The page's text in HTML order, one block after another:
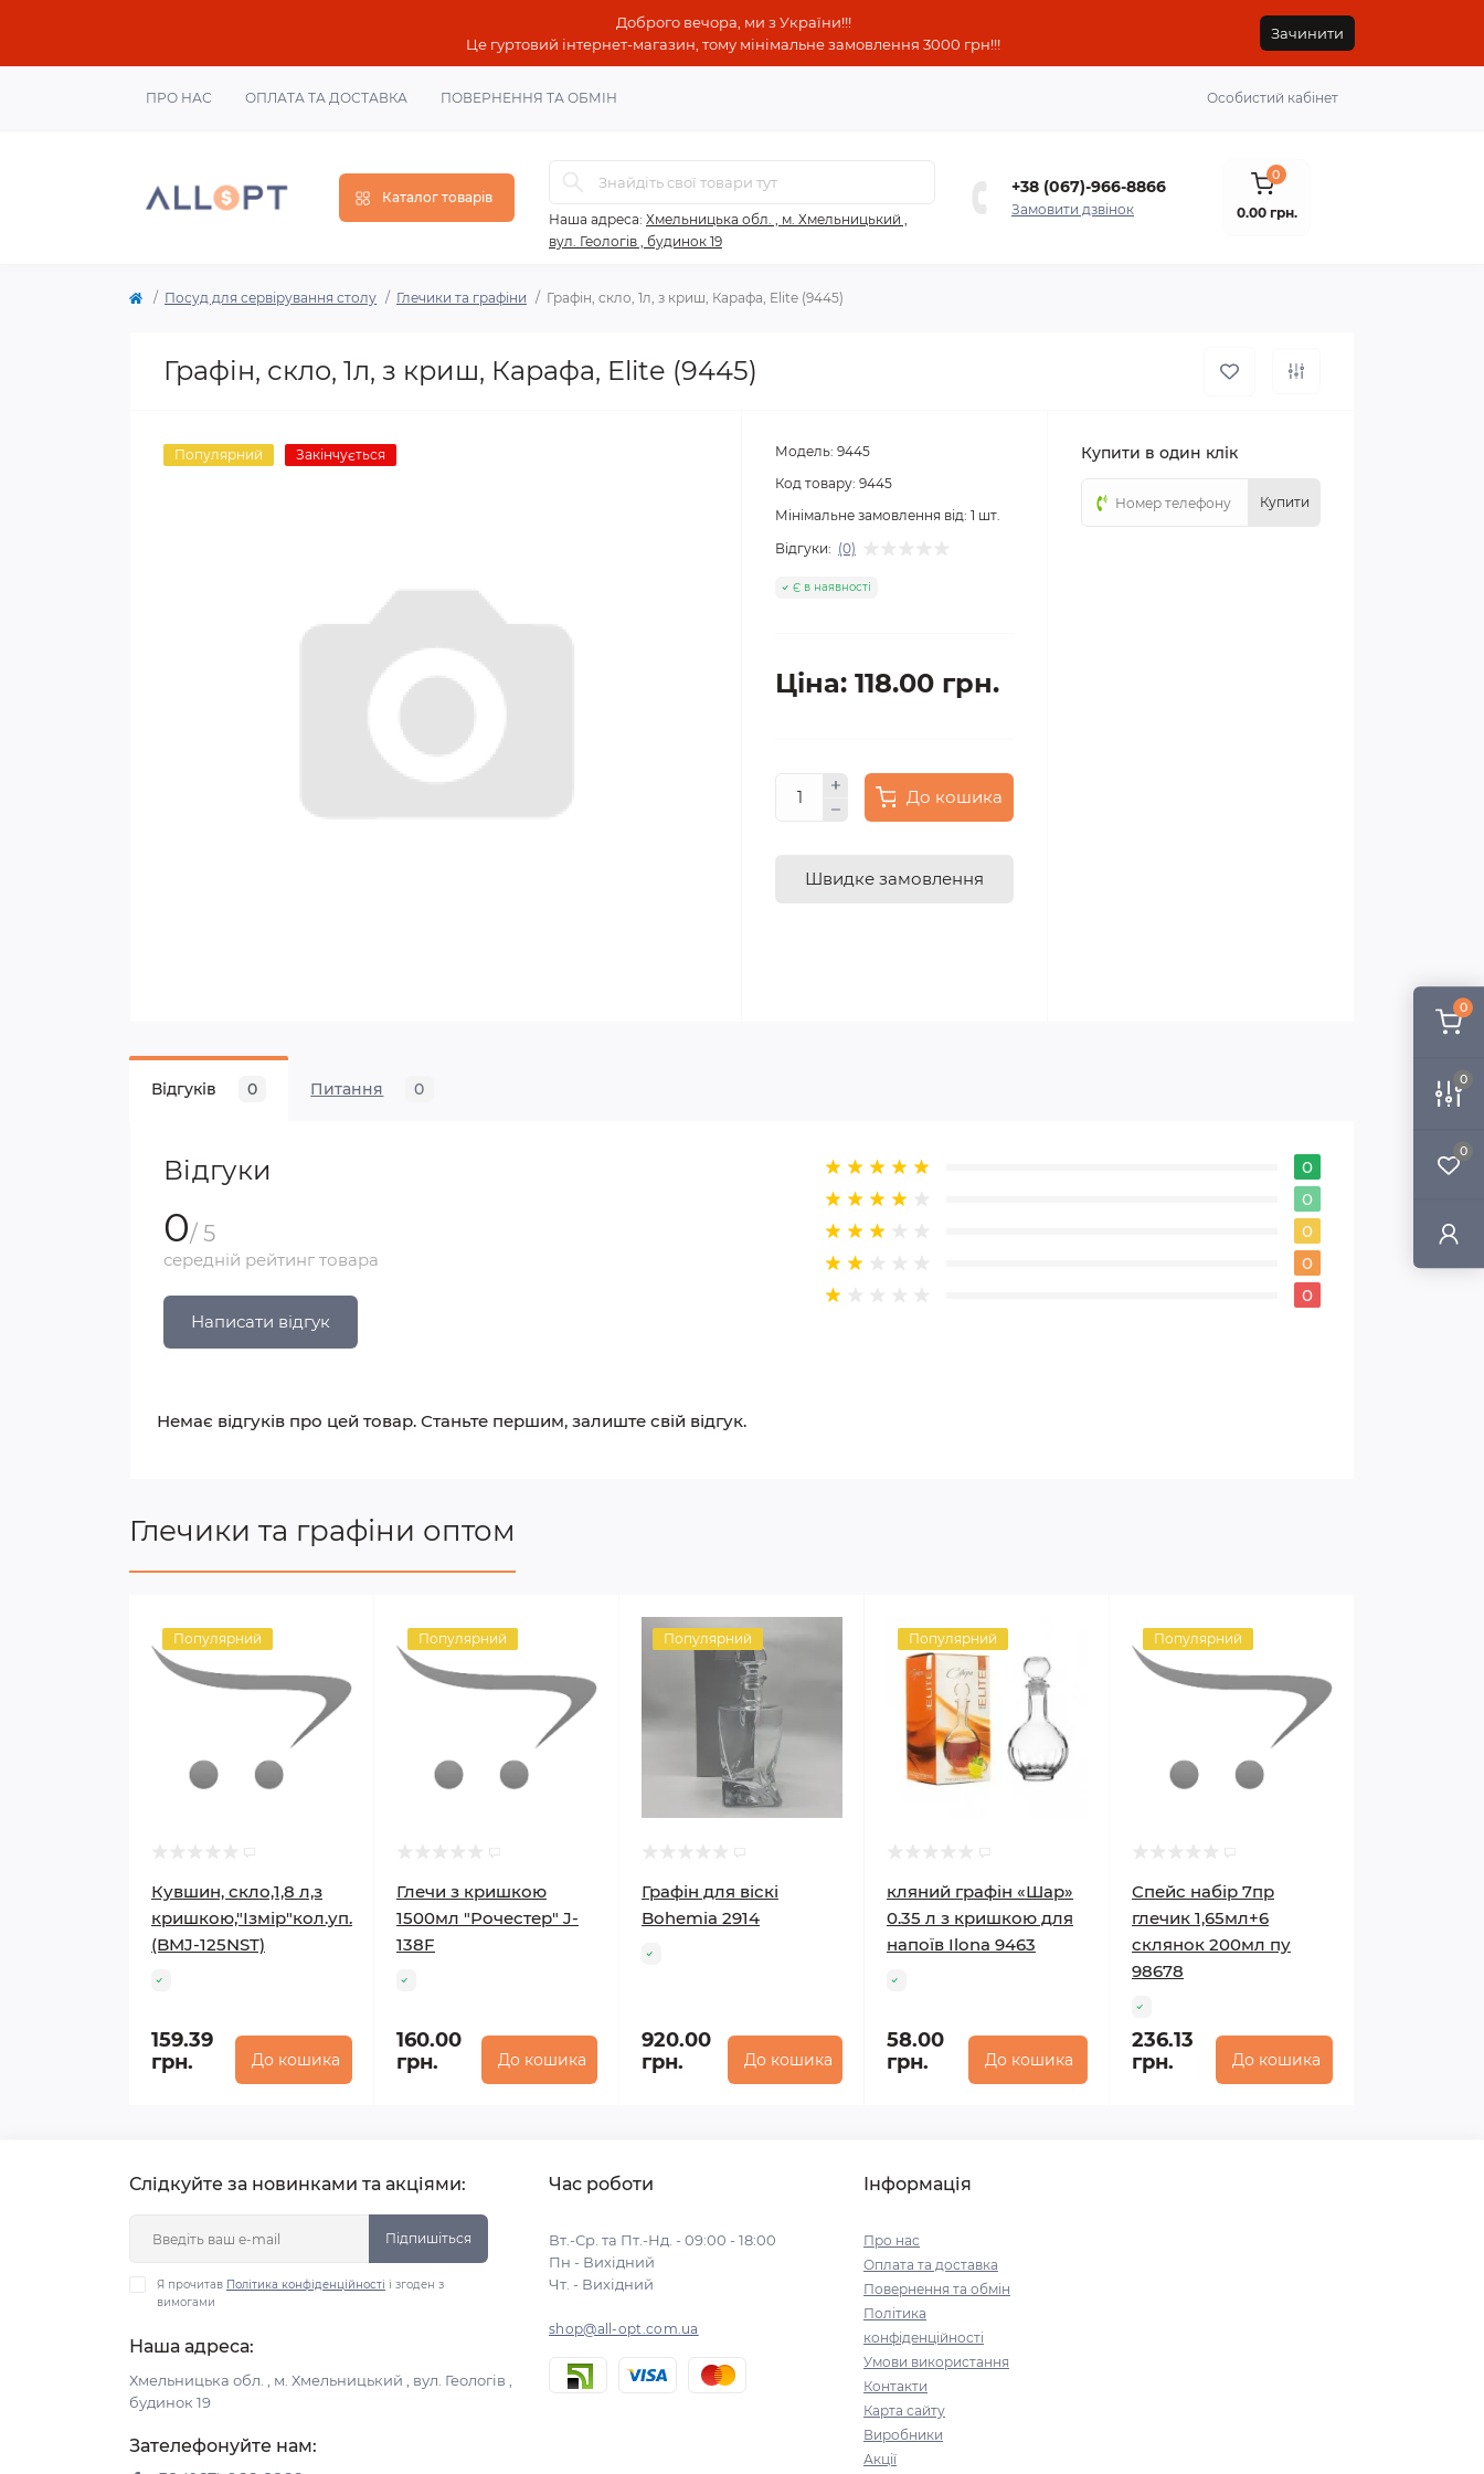
0
0
0
Доброго вечора, ми з України!!!
Це гуртовий інтернет-магазин, тому мінімальне замовлення 3000 грн!!!
Зачинити
ПРО НАС ОПЛАТА ТА ДОСТАВКА ПОВЕРНЕННЯ ТА ОБМІН Особистий кабінет
Каталог товарів
Наша адреса: Хмельницька обл. , м. Хмельницький ,
вул. Геологів , будинок 19
+38 (067)-966-8866
Замовити дзвінок
0
0.00 грн.
Посуд для сервірування столу Глечики та графіни Графін, скло, 1л, з криш, Карафа, Elite (9445)
Графін, скло, 1л, з криш, Карафа, Elite (9445)
Популярний Закінчується Модель: 9445
Код товару: 9445
Мінімальне замовлення від: 1 шт.
Відгуки: (0)
Є в наявності
Ціна: 118.00 грн.
До кошика
Швидке замовлення
Купити в один клік
Купити
Відгуків 0 Питання 0
Відгуки
0/ 5
середній рейтинг товара
Написати відгук
0
0
0
0
0
Немає відгуків про цей товар. Станьте першим, залиште свій відгук.
Глечики та графіни оптом
Популярний
Кувшин, скло,1,8 л,з
кришкою,"Ізмір"кол.уп.
(BMJ-125NST)
159.39
грн.
До кошика
Популярний
Глечи з кришкою
1500мл "Рочестер" J-
138F
160.00
грн.
До кошика
Популярний
Графін для віскі
Bohemia 2914
920.00
грн.
До кошика
Популярний
кляний графін «Шар»
0.35 л з кришкою для
напоїв Ilona 9463
58.00
грн.
До кошика
Популярний
Спейс набір 7пр
глечик 1,65мл+6
склянок 200мл пу
98678
236.13
грн.
До кошика
Слідкуйте за новинками та акціями:
Підпишіться
Я прочитав Політика конфіденційності і згоден з
вимогами
Наша адреса:
Хмельницька обл. , м. Хмельницький , вул. Геологів ,
будинок 19
Зателефонуйте нам:
Час роботи
Вт.-Ср. та Пт.-Нд. - 09:00 - 18:00
Пн - Вихідний
Чт. - Вихідний
shop@all-opt.com.ua
Інформація
Про нас
Оплата та доставка
Повернення та обмін
Політика
конфіденційності
Умови використання
Контакти
Карта сайту
Виробники
Акції